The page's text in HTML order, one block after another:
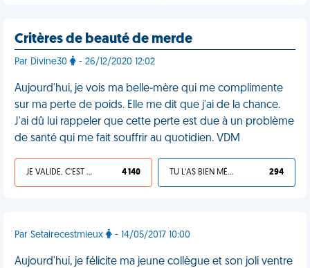
Critères de beauté de merde
Par Divine30 - 26/12/2020 12:02
Aujourd'hui, je vois ma belle-mère qui me complimente
sur ma perte de poids. Elle me dit que j'ai de la chance.
J'ai dû lui rappeler que cette perte est due à un problème
de santé qui me fait souffrir au quotidien. VDM
JE VALIDE, C'EST UNE VDM 4 140 TU L'AS BIEN MÉRITÉ 294
Par Setairecestmieux - 14/05/2017 10:00
Aujourd'hui, je félicite ma jeune collègue et son joli ventre